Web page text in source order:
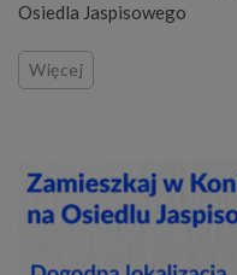
Osiedla Jaspisowego
Więcej